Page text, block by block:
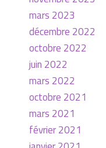
mars 2023
décembre 2022
octobre 2022
juin 2022
mars 2022
octobre 2021
mars 2021
février 2021